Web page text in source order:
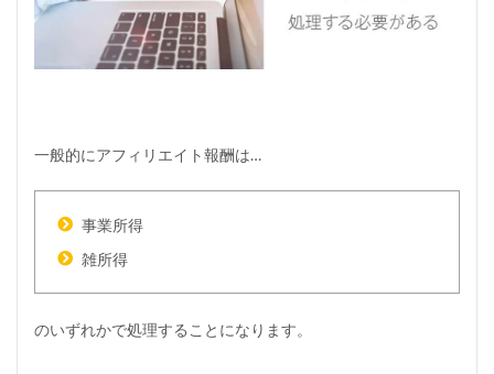
一般的にアフィリエイト報酬は…
事業所得
雑所得
のいずれかで処理することになります。